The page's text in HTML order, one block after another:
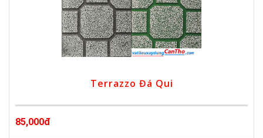
Terrazzo Đá Qui
85,000đ